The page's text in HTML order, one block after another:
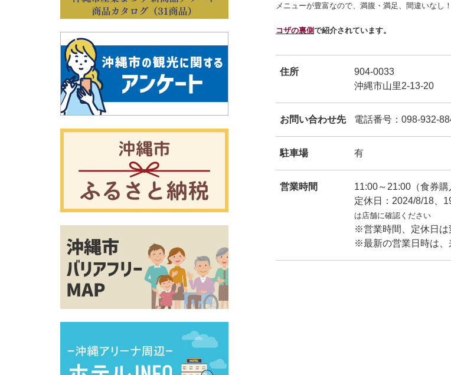
別ウィンドウで開きます
メニューが豊富なので、満腹・満足、間違いなし
コザの裏側で紹介されています。
住所
904-0033
沖縄市山里2-13-20
お問い合わせ先 電話番号：098-932-
駐車場 有
営業時間
11:00～21:00（食券購
定休日：2024/8/18、
は店舗に確認ください
※営業時間、定休日は
※最新の営業日時は、